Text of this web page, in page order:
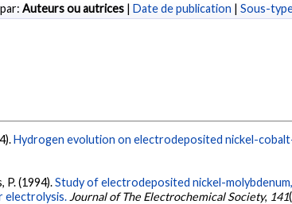
Auteurs ou autrices | Date de publication | Sous-
Hydrogen evolution on electrodeposited nickel-
P. (1994).Study of electrodeposited nickel-
electrolysis. Journal of The Electrochemical Society, 141